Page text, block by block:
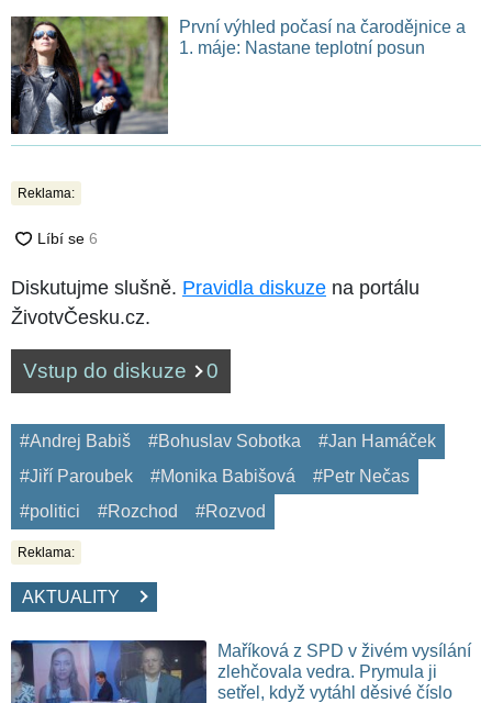
První výhled počasí na čarodějnice a
1. máje: Nastane teplotní posun
Reklama:
Diskutujme slušně. Pravidla diskuze na portálu
ŽivotvČesku.cz.
Vstup do diskuze 0
#Andrej Babiš #Bohuslav Sobotka
#Jan Hamáček
#Jiří Paroubek
#Monika Babišová
#Petr Nečas
#politici
#Rozchod #Rozvod
Reklama:
AKTUALITY
Maříková z SPD v živém vysílání
zlehčovala vedra. Prymula ji
setřel, když vytáhl děsivé číslo